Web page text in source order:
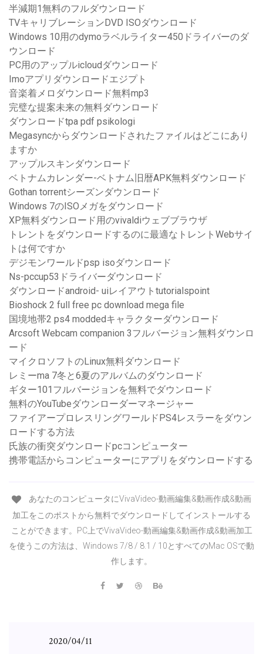
半減期1無料のフルダウンロード
TVキャリブレーションDVD ISOダウンロード
Windows 10用のdymoラベルライター450ドライバーのダ
ウンロード
PC用のアップルicloudダウンロード
Imoアプリダウンロードエジプト
音楽着メロダウンロード無料mp3
完璧な提案未来の無料ダウンロード
ダウンロードtpa pdf psikologi
Megasyncからダウンロードされたファイルはどこにあり
ますか
アップルスキンダウンロード
ベトナムカレンダー-ベトナム旧暦APK無料ダウンロード
Gothan torrentシーズンダウンロード
Windows 7のISOメガをダウンロード
XP無料ダウンロード用のvivaldiウェブブラウザ
トレントをダウンロードするのに最適なトレントWebサイ
トは何ですか
デジモンワールドpsp isoダウンロード
Ns-pccup53ドライバーダウンロード
ダウンロードandroid- uiレイアウトtutorialspoint
Bioshock 2 full free pc download mega file
国境地帯2 ps4 moddedキャラクターダウンロード
Arcsoft Webcam companion 3フルバージョン無料ダウンロ
ード
マイクロソフトのLinux無料ダウンロード
レミーma 7冬と6夏のアルバムのダウンロード
ギター101フルバージョンを無料でダウンロード
無料のYouTubeダウンローダーマネージャー
ファイアープロレスリングワールドPS4レスラーをダウン
ロードする方法
氏族の衝突ダウンロードpcコンピューター
携帯電話からコンピューターにアプリをダウンロードする
あなたのコンピュータにVivaVideo-動画編集&動画作成&動画
加工をこのポストから無料でダウンロードしてインストールする
ことができます。PC上でVivaVideo-動画編集&動画作成&動画加工
を使うこの方法は、Windows 7/8 / 8.1 / 10とすべてのMac OSで動
作します。
2020/04/11